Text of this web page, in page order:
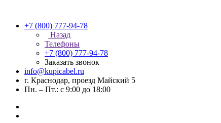
+7 (800) 777-94-78
Назад
Телефоны
+7 (800) 777-94-78
Заказать звонок
info@kupicabel.ru
г. Краснодар, проезд Майский 5
Пн. – Пт.: с 9:00 до 18:00